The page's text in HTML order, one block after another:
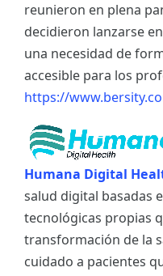
reunieron en plena
decidieron lanzarse
una necesidad de
accesible para los
https://
Humana Digital
salud digital basadas
tecnológicas propias
transformación de la
cuidado a pacientes